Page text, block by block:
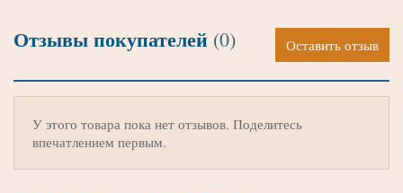
Отзывы покупателей (0) Оставить отзыв
У этого товара пока нет отзывов. Поделитесь
впечатлением первым.